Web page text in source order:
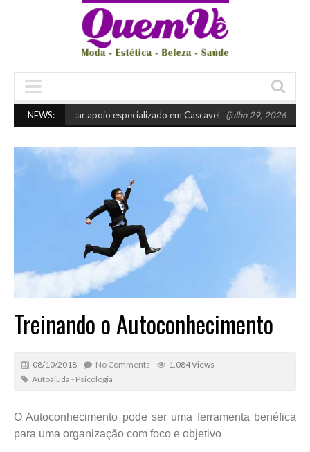
NEWS:
buscar apoio especializado em Cascavel (julho 29, 2026 10:45 am)
Treinando o Autoconhecimento
08/10/2018 No Comments
1.084 Views
Autoajuda - Psicologia
O Autoconhecimento pode ser uma ferramenta benéfica
para uma organização com foco e objetivo